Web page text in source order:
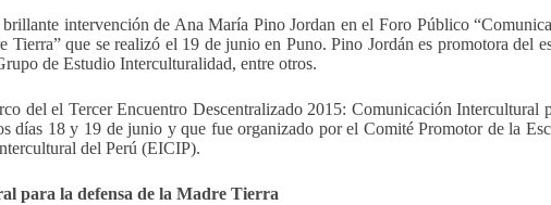
intervención de Ana María Pino Jordan en el Foro Público
Tierra” que se realizó el 19 de junio en Puno. Pino Jordán es promotora del
de Estudio Interculturalidad, entre otros.
del el Tercer Encuentro Descentralizado 2015: Comunicación Intercultural
días 18 y 19 de junio y que fue organizado por el Comité Promotor de la
del Perú (EICIP).
para la defensa de la Madre Tierra